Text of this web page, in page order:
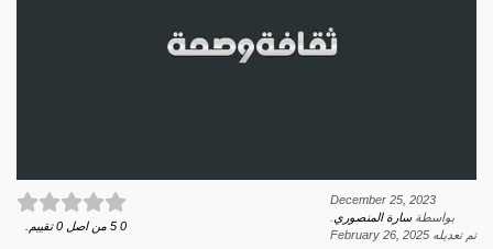
December 25, 2023
بواسطةسارة المنصوري
تم تعديله February 26, 2025
0
5 من اصل 0 تقييم.